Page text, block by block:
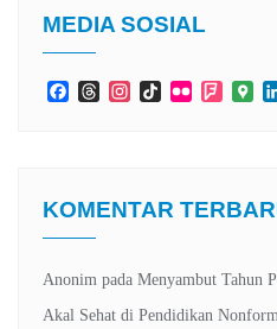
MEDIA SOSIAL
FacebookThreadsInstagramTikTokFlickr
KOMENTAR
Anonim pada Menyambut Tahun
Akal Sehat di Pendidikan